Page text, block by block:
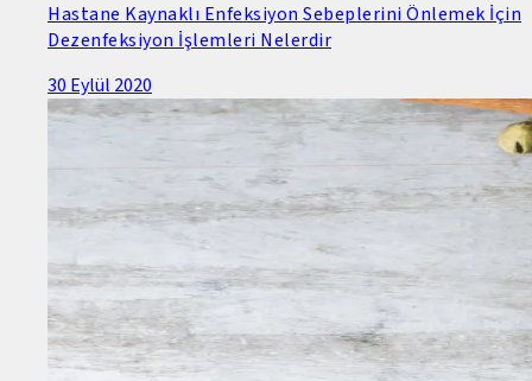
Hastane Kaynaklı Enfeksiyon Sebeplerini Önlemek İçin
Dezenfeksiyon İşlemleri Nelerdir
30 Eylül 2020